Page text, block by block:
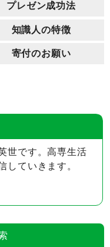
プレゼン成功法
知識人の特徴
寄付のお願い
世です。高専生活
していきます。